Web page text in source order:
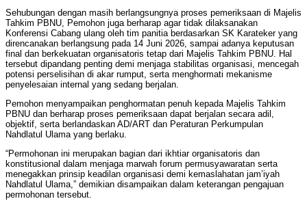
Sehubungan dengan masih berlangsungnya proses pemeriksaan di Majelis
Tahkim PBNU, Pemohon juga berharap agar tidak dilaksanakan
Konferensi Cabang ulang oleh tim panitia berdasarkan SK Karateker yang
direncanakan berlangsung pada 14 Juni 2026, sampai adanya keputusan
final dan berkekuatan organisatoris tetap dari Majelis Tahkim PBNU. Hal
tersebut dipandang penting demi menjaga stabilitas organisasi, mencegah
potensi perselisihan di akar rumput, serta menghormati mekanisme
penyelesaian internal yang sedang berjalan.
Pemohon menyampaikan penghormatan penuh kepada Majelis Tahkim
PBNU dan berharap proses pemeriksaan dapat berjalan secara adil,
objektif, serta berlandaskan AD/ART dan Peraturan Perkumpulan
Nahdlatul Ulama yang berlaku.
“Permohonan ini merupakan bagian dari ikhtiar organisatoris dan
konstitusional dalam menjaga marwah forum permusyawaratan serta
menegakkan prinsip keadilan organisasi demi kemaslahatan jam’iyah
Nahdlatul Ulama,” demikian disampaikan dalam keterangan pengajuan
permohonan tersebut.